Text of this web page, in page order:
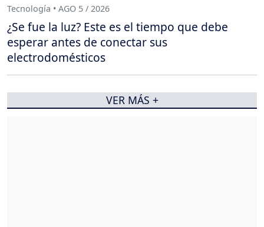
Tecnología • AGO 5 / 2026
¿Se fue la luz? Este es el tiempo que debe
esperar antes de conectar sus
electrodomésticos
VER MÁS +